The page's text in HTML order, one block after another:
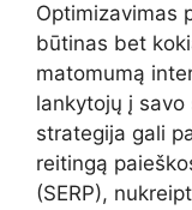
Optimizavimas
būtinas bet
matomumą
lankytojų į savo
strategija gali
reitingą
(SERP),